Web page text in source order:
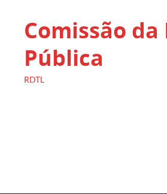
Comissão da
Pública
RDTL